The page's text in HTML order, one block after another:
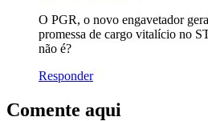
O PGR, o novo engavetador
promessa de cargo vitalício no
não é?
Responder
Comente aqui